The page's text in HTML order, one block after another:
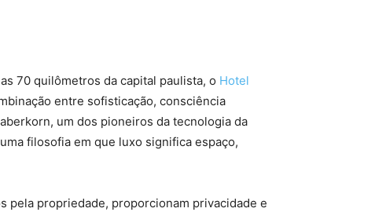
70 quilômetros da capital paulista, o Hotel
entre sofisticação, consciência
um dos pioneiros da tecnologia da
filosofia em que luxo significa espaço,
pela propriedade, proporcionam privacidade e